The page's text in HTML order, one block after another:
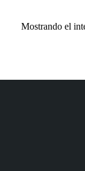
Mostrando el